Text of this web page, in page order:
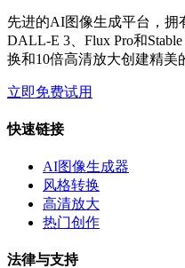
先进的AI图像生成平台，拥
DALL-E 3、Flux Pro和
换和10倍高清放大创建精美
立即免费试用
快速链接
AI图像生成器
风格转换
高清放大
热门创作
法律与支持